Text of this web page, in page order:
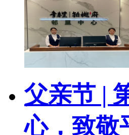
父亲节 |
心，致敬